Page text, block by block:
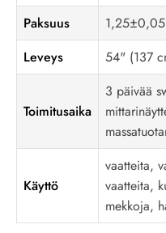
Paksuus
Leveys
54" (137
Toimitusaika
3 päivää
Käyttö
vaatteita,
vaatteita,
mekkoja,